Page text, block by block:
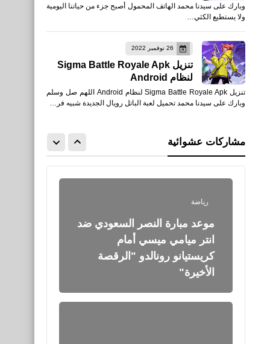
وبارك على سيدنا محمد الهاتف المحمول أصبح جزء من حياتنا اليومية
ولا يستطيع الكثي…
26 نوفمبر 2022
تنزيل Sigma Battle Royale Apk
لنظام Android
تنزيل Sigma Battle Royale Apk لنظام Android اللهم صل وسلم
وبارك على سيدنا محمد تحميل لعبة الباتل رويال الجديدة شبيه فر…
مشاركات عشوائية
النسيم عبر منصة شاهد
Shahid
العاب
الكمبيوتر Computer Repair
Shop للكمبيوتر
رياضة
موعد مبارة النصر السعودي ضد
انتر ميامي ميسي أمام
كريستيانو رونالدو "الرقصة
الأخيرة"